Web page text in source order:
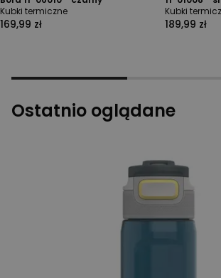
Kubki termiczne
169,99 zł
Kubki
189,99 zł
Ostatnio oglądane